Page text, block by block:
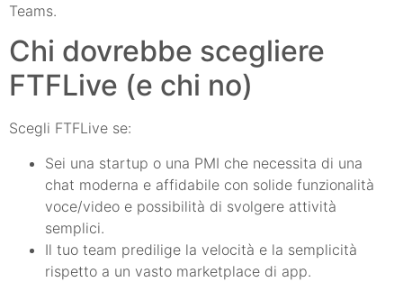
Teams.
Chi dovrebbe scegliere
FTFLive (e chi no)
Scegli FTFLive se:
Sei una startup o una PMI che necessita di una
chat moderna e affidabile con solide funzionalità
voce/video e possibilità di svolgere attività
semplici.
Il tuo team predilige la velocità e la semplicità
rispetto a un vasto marketplace di app.